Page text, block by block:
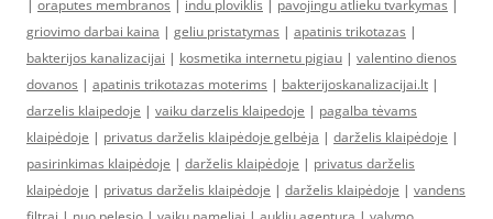
| oraputes membranos | indu ploviklis | pavojingu atlieku tvarkymas |
griovimo darbai kaina | geliu pristatymas | apatinis trikotazas |
bakterijos kanalizacijai | kosmetika internetu pigiau | valentino dienos
dovanos | apatinis trikotazas moterims | bakterijoskanalizacijai.lt |
darzelis klaipedoje | vaiku darzelis klaipedoje | pagalba tėvams
klaipėdoje | privatus darželis klaipėdoje gelbėja | darželis klaipėdoje |
pasirinkimas klaipėdoje | darželis klaipėdoje | privatus darželis
klaipėdoje | privatus darželis klaipėdoje | darželis klaipėdoje | vandens